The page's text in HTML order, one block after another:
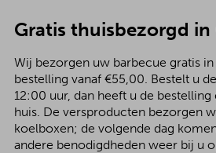
Gratis thuisbezorgd in
Wij bezorgen uw barbecue gratis
bestelling vanaf €55,00. Bestelt u
12:00 uur, dan heeft u de
huis. De versproducten bezorgen
koelboxen; de volgende dag
andere benodigdheden weer bij u